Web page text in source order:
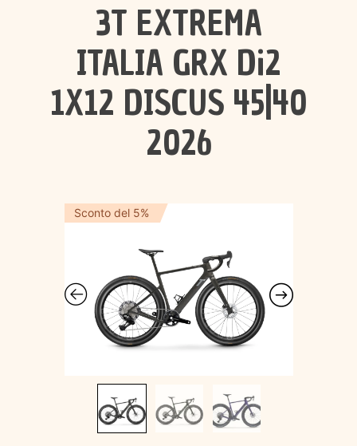
3T EXTREMA
ITALIA GRX Di2
1X12 DISCUS 45|40
2026
Sconto del 5%